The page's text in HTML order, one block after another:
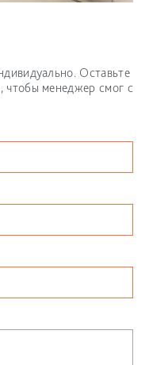
Оставьте
менеджер смог с